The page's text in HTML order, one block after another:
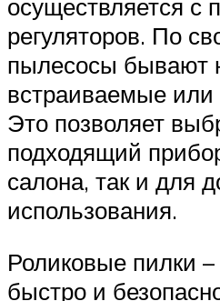
осуществляется
регуляторов. По
пылесосы бывают
встраиваемые или
Это позволяет
подходящий
салона, так и для
использования.
Роликовые пилки
быстро и